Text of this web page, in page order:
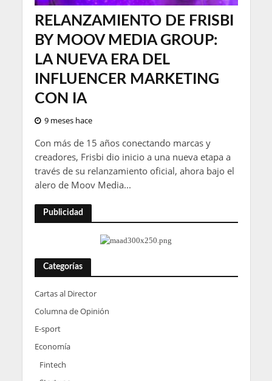
RELANZAMIENTO DE FRISBI
BY MOOV MEDIA GROUP:
LA NUEVA ERA DEL
INFLUENCER MARKETING
CON IA
9 meses hace
Con más de 15 años conectando marcas y
creadores, Frisbi dio inicio a una nueva etapa a
través de su relanzamiento oficial, ahora bajo el
alero de Moov Media...
Publicidad
Categorías
Cartas al Director
Columna de Opinión
E-sport
Economía
Fintech